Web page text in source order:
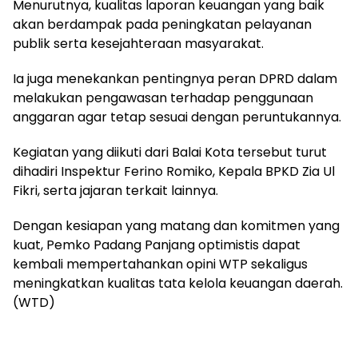
Menurutnya, kualitas laporan keuangan yang baik
akan berdampak pada peningkatan pelayanan
publik serta kesejahteraan masyarakat.
Ia juga menekankan pentingnya peran DPRD dalam
melakukan pengawasan terhadap penggunaan
anggaran agar tetap sesuai dengan peruntukannya.
Kegiatan yang diikuti dari Balai Kota tersebut turut
dihadiri Inspektur Ferino Romiko, Kepala BPKD Zia Ul
Fikri, serta jajaran terkait lainnya.
Dengan kesiapan yang matang dan komitmen yang
kuat, Pemko Padang Panjang optimistis dapat
kembali mempertahankan opini WTP sekaligus
meningkatkan kualitas tata kelola keuangan daerah.
(WTD)